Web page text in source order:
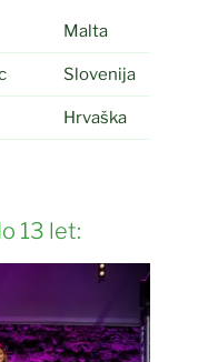
Malta
Slovenija
Hrvaška
13 let: